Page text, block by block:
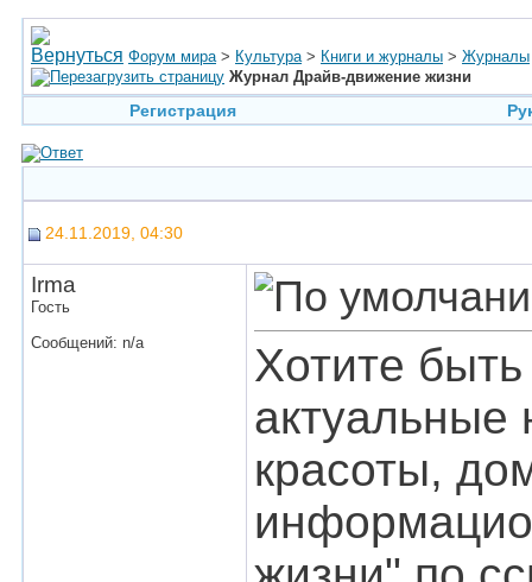
Форум мира > Культура > Книги и журналы > Журналы
Журнал Драйв-движение жизни
Регистрация
24.11.2019, 04:30
Irma
Гость
Сообщений: n/a
Хотите
актуальные
красоты,